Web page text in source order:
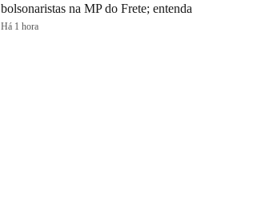
bolsonaristas na MP do Frete; entenda
Há 1 hora